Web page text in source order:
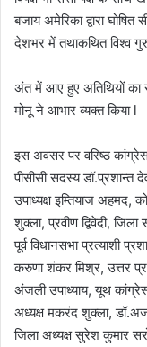
बजाय अमेरिका द्वारा
देशभर में तथाकथित विश्व
अंत में आए हुए अतिथियों का
मोनू ने आभार व्यक्त किया l
इस अवसर पर वरिष्ठ कांग्रेस
पीसीसी सदस्य डॉ.प्रशान्त
उपाध्यक्ष इम्तियाज अहमद,
शुक्ला, प्रवीण द्विवेदी,
पूर्व विधानसभा प्रत्याशी
करुणा शंकर मिश्र, उत्तर
अंजली उपाध्याय, यूथ
अध्यक्ष मकरंद शुक्ला,
जिला अध्यक्ष सुरेश कुमार